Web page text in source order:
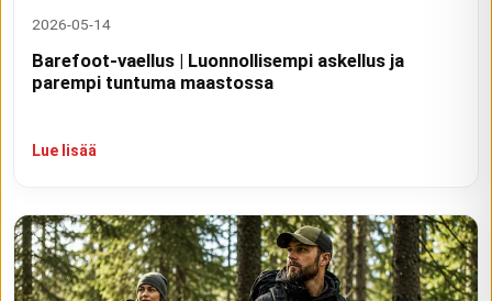
2026-05-14
Barefoot-vaellus | Luonnollisempi askellus ja
parempi tuntuma maastossa
Lue lisää